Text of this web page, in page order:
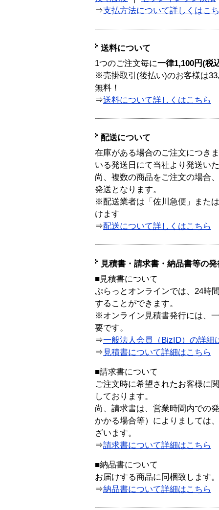
⇒支払方法について詳しくはこ
送料について
1つのご注文毎に一律1,100円(税
※売掛取引(後払い)のお客様は
無料！
⇒送料について詳しくはこちら
配送について
在庫がある場合のご注文につき
いる発送日にて当社より発送い
尚、複数の商品をご注文の場合
発送となります。
※配送業者は「佐川急便」また
けます
⇒配送について詳しくはこちら
見積書・請求書・納品書等の
■見積書について
ぷらっとオンラインでは、24時
することができます。
※オンライン見積書発行には、
要です。
⇒一般法人会員（BizID）の詳細
⇒ 見積書について詳細はこちら
■請求書について
ご注文時に希望されたお客様に
しております。
尚、請求書は、営業時間内での
かかる場合等）によりましては
ざいます。
⇒請求書について詳細はこちら
■納品書について
お届けする商品に同梱致します。
⇒納品書について詳細はこちら